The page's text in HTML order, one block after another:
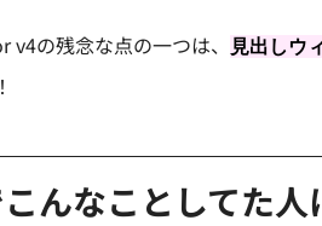
の残念な点の一つは、
見出しウ
んなことしてた人